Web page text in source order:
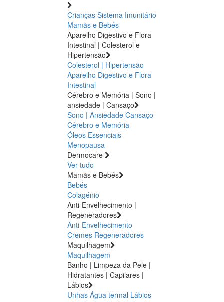
Crianças Sistema Imunitário
Mamãs e Bebés
Aparelho Digestivo e Flora
Intestinal | Colesterol e
Hipertensão
Colesterol | Hipertensão
Aparelho Digestivo e Flora
Intestinal
Cérebro e Memória | Sono |
ansiedade | Cansaço
Sono | Ansiedade Cansaço
Cérebro e Memória
Óleos Essenciais
Menopausa
Dermocare
Ver tudo
Mamãs e Bebés
Bebés
Colagénio
Anti-Envelhecimento |
Regeneradores
Anti-Envelhecimento
Cremes Regeneradores
Maquilhagem
Maquilhagem
Banho | Limpeza da Pele |
Hidratantes | Capilares |
Lábios
Unhas Água termal Lábios